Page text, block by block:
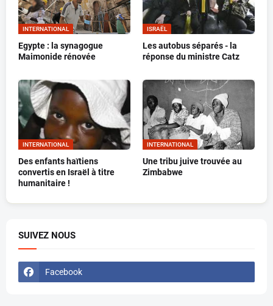
INTERNATIONAL
Egypte : la synagogue
Maimonide rénovée
ISRAËL
Les autobus séparés - la
réponse du ministre Catz
INTERNATIONAL
Des enfants haïtiens
convertis en Israël à titre
humanitaire !
INTERNATIONAL
Une tribu juive trouvée au
Zimbabwe
SUIVEZ NOUS
Facebook